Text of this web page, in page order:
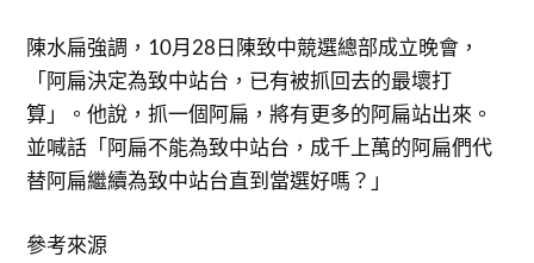
陳水扁強調，10月28日陳致中競選總部成立晚會，
「阿扁決定為致中站台，已有被抓回去的最壞打
算」。他說，抓一個阿扁，將有更多的阿扁站出來。
並喊話「阿扁不能為致中站台，成千上萬的阿扁們代
替阿扁繼續為致中站台直到當選好嗎？」
參考來源